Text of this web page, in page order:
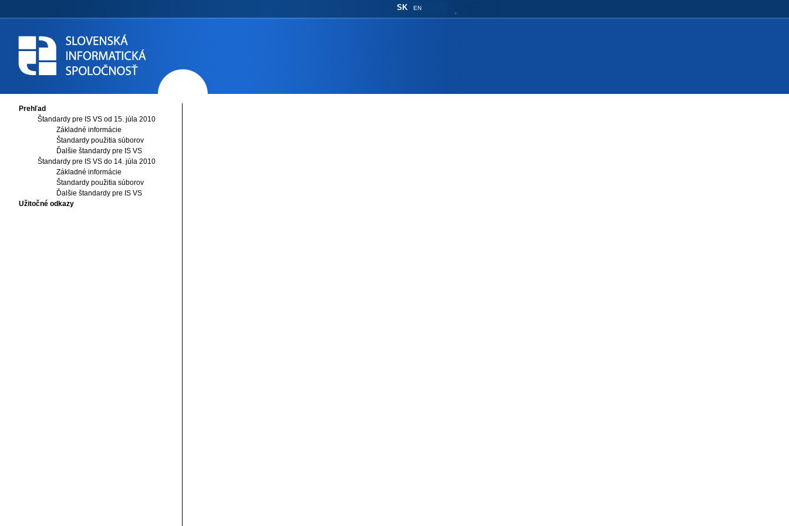
SK EN
Prehľad
Štandardy pre IS VS od 15. júla 2010
Základné informácie
Štandardy použitia súborov
Ďalšie štandardy pre IS VS
Štandardy pre IS VS do 14. júla 2010
Základné informácie
Štandardy použitia súborov
Ďalšie štandardy pre IS VS
Užitočné odkazy